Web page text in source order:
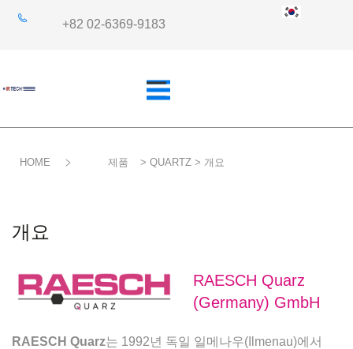
+82 02-6369-9183
쿼츠사양
응용 분야
HOME 제품 > QUARTZ > 개요
개요
RAESCH Quarz
(Germany) GmbH
RAESCH Quarz는 1992년 독일 일메나우(Ilmenau)에서